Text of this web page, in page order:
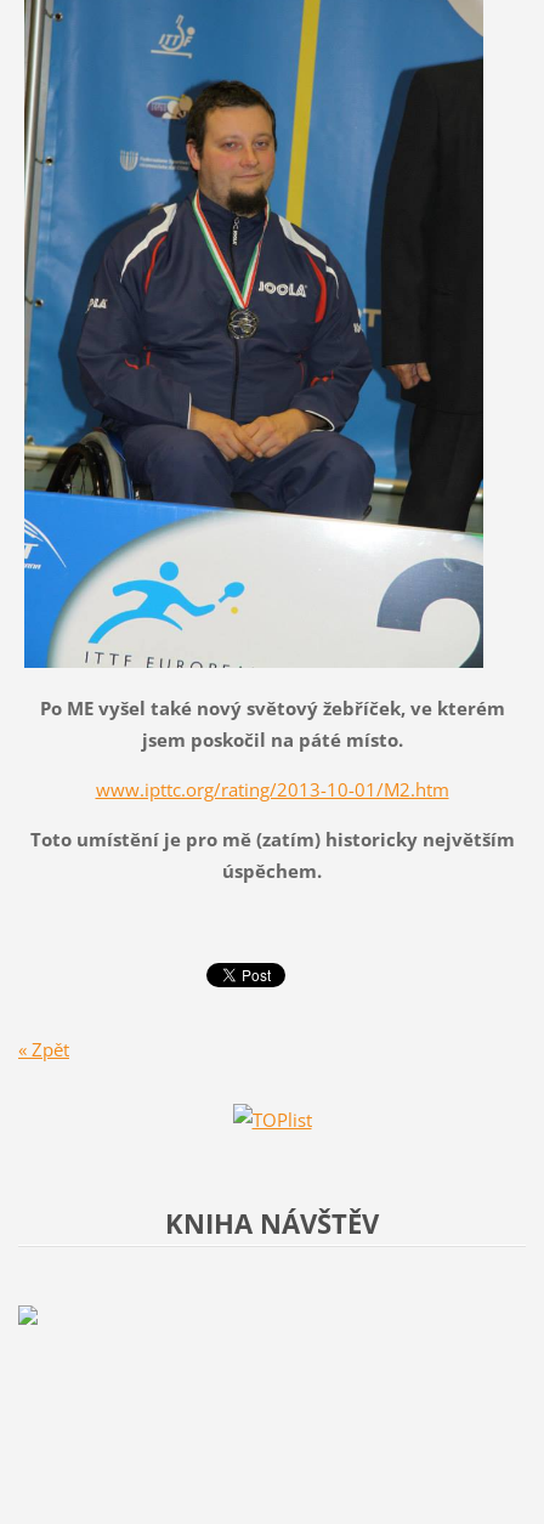
Po ME vyšel také nový světový žebříček, ve kterém
jsem poskočil na páté místo.
www.ipttc.org/rating/2013-10-01/M2.htm
Toto umístění je pro mě (zatím) historicky největším
úspěchem.
« Zpět
KNIHA NÁVŠTĚV